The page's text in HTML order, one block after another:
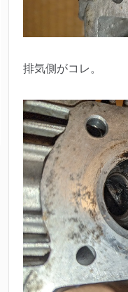
排気側がコレ。